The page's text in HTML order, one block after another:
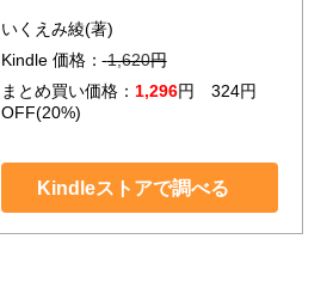
いくえみ綾(著)
Kindle 価格： 1,620円
まとめ買い価格： 1,296円 324円
OFF(20%)
Kindleストアで調べる